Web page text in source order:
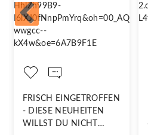
FRISCH EINGETROFFEN
- DIESE NEUHEITEN
WILLST DU NICHT